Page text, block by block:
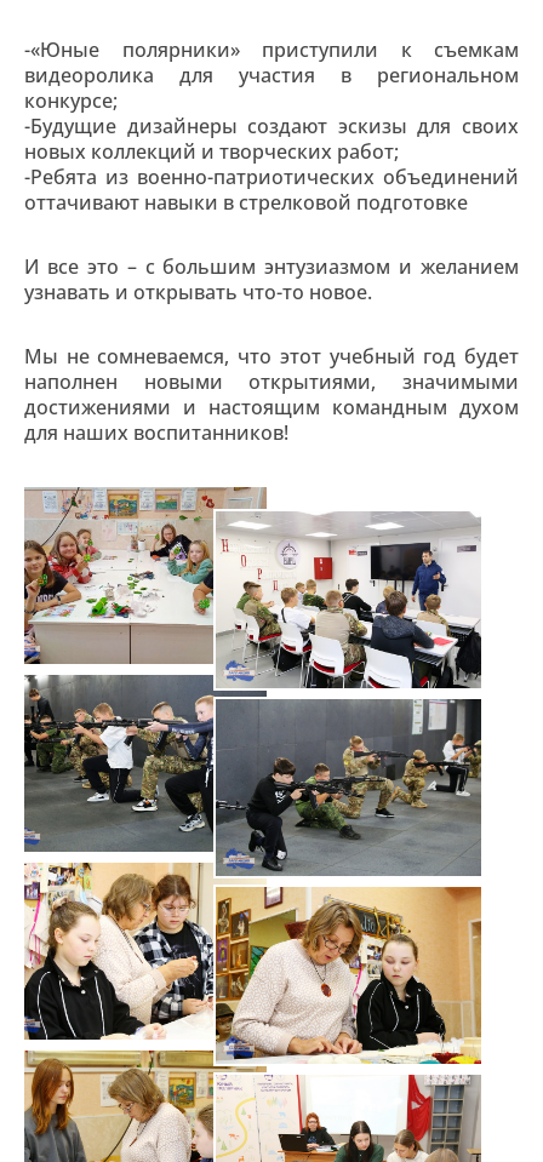
-«Юные полярники» приступили к съемкам
видеоролика для участия в региональном
конкурсе;
-Будущие дизайнеры создают эскизы для своих
новых коллекций и творческих работ;
-️Ребята из военно-патриотических объединений
оттачивают навыки в стрелковой подготовке
И все это – с большим энтузиазмом и желанием
узнавать и открывать что-то новое.
Мы не сомневаемся, что этот учебный год будет
наполнен новыми открытиями, значимыми
достижениями и настоящим командным духом
для наших воспитанников!